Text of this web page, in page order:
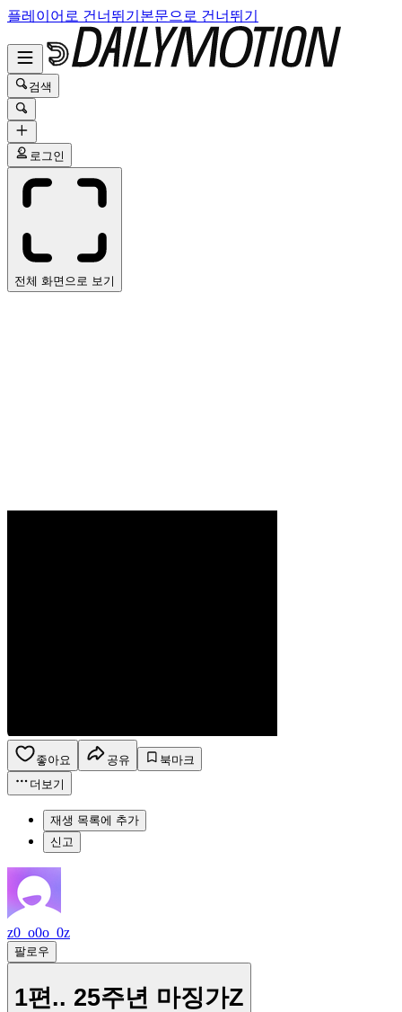
플레이어로 건너뛰기 본문으로 건너뛰기
검색
로그인
전체 화면으로 보기
좋아요 공유
북마크
더보기
재생 목록에 추가
신고
z0_o0o_0z
팔로우
1편.. 25주년 마징가Z